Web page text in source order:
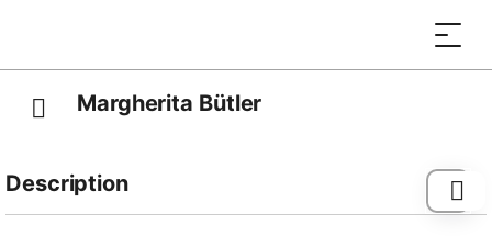
Margherita Bütler
Description